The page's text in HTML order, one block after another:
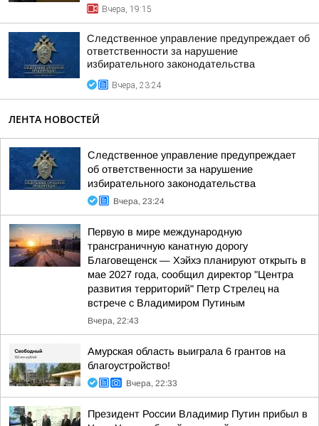
Вчера, 19:15
Следственное управление предупреждает об
ответственности за нарушение
избирательного законодательства
Вчера, 23:24
ЛЕНТА НОВОСТЕЙ
Следственное управление предупреждает
об ответственности за нарушение
избирательного законодательства
Вчера, 23:24
Первую в мире международную
трансграничную канатную дорогу
Благовещенск — Хэйхэ планируют открыть в
мае 2027 года, сообщил директор "Центра
развития территорий" Петр Стрелец на
встрече с Владимиром Путиным
Вчера, 22:43
Амурская область выиграла 6 грантов на
благоустройство!
Вчера, 22:33
Президент России Владимир Путин прибыл в